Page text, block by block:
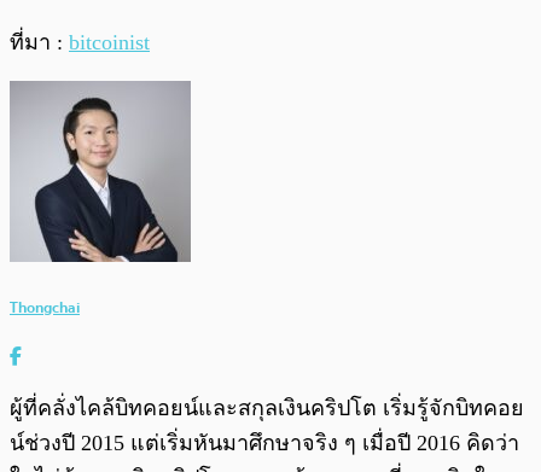
ที่มา : bitcoinist
Thongchai
ผู้ที่คลั่งไคล้บิทคอยน์และสกุลเงินคริปโต เริ่มรู้จักบิทคอย
น์ช่วงปี 2015 แต่เริ่มหันมาศึกษาจริง ๆ เมื่อปี 2016 คิดว่า